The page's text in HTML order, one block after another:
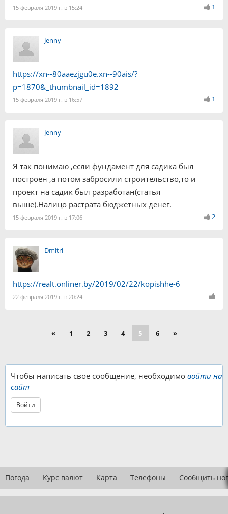
15 февраля 2019 г. в 15:24 1
Jenny
https://xn--80aaezjgu0e.xn--90ais/?
p=1870&_thumbnail_id=1892
15 февраля 2019 г. в 16:57 1
Jenny
Я так понимаю ,если фундамент для садика был
построен ,а потом забросили строительство,то и
проект на садик был разработан(статья
выше).Налицо растрата бюджетных денег.
15 февраля 2019 г. в 17:06 2
Dmitri
https://realt.onliner.by/2019/02/22/kopishhe-6
22 февраля 2019 г. в 20:24
« 1 2 3 4 5 6 »
Чтобы написать свое сообщение, необходимо войти на
сайт
Войти
Погода Курс валют Карта Телефоны Сообщить